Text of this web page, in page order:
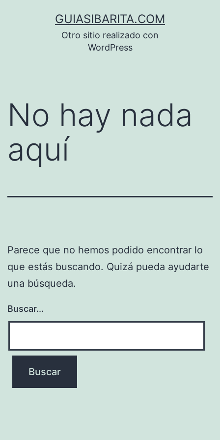
GUIASIBARITA.COM
Otro sitio realizado con
WordPress
No hay nada
aquí
Parece que no hemos podido encontrar lo
que estás buscando. Quizá pueda ayudarte
una búsqueda.
Buscar...